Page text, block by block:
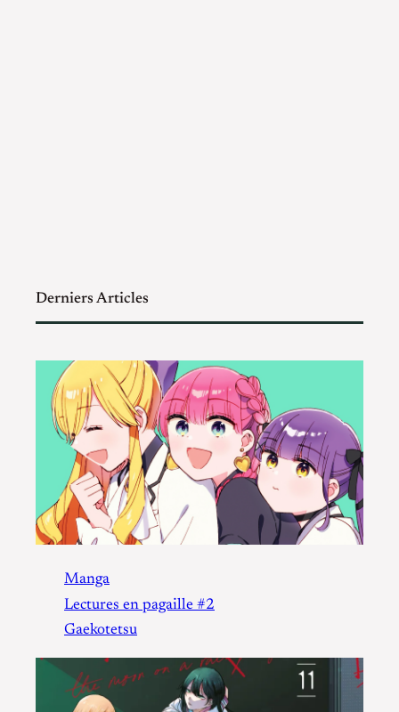
Derniers Articles
Manga
Lectures en pagaille #2
Gaekotetsu